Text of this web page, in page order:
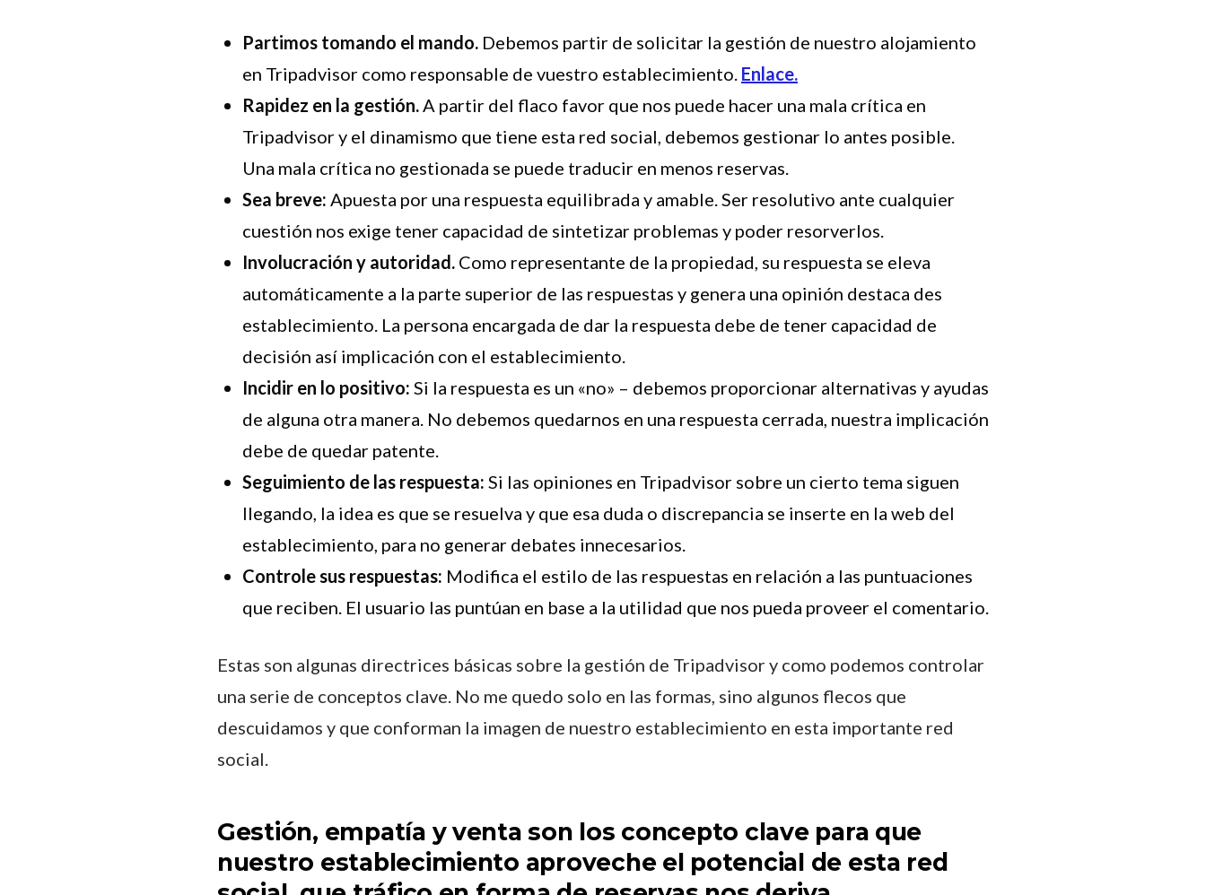
Partimos tomando el mando. Debemos partir de solicitar la gestión de nuestro alojamiento
en Tripadvisor como responsable de vuestro establecimiento. Enlace.
Rapidez en la gestión. A partir del flaco favor que nos puede hacer una mala crítica en
Tripadvisor y el dinamismo que tiene esta red social, debemos gestionar lo antes posible.
Una mala crítica no gestionada se puede traducir en menos reservas.
Sea breve: Apuesta por una respuesta equilibrada y amable. Ser resolutivo ante cualquier
cuestión nos exige tener capacidad de sintetizar problemas y poder resorverlos.
Involucración y autoridad. Como representante de la propiedad, su respuesta se eleva
automáticamente a la parte superior de las respuestas y genera una opinión destaca des
establecimiento. La persona encargada de dar la respuesta debe de tener capacidad de
decisión así implicación con el establecimiento.
Incidir en lo positivo: Si la respuesta es un «no» – debemos proporcionar alternativas y ayudas
de alguna otra manera. No debemos quedarnos en una respuesta cerrada, nuestra implicación
debe de quedar patente.
Seguimiento de las respuesta: Si las opiniones en Tripadvisor sobre un cierto tema siguen
llegando, la idea es que se resuelva y que esa duda o discrepancia se inserte en la web del
establecimiento, para no generar debates innecesarios.
Controle sus respuestas: Modifica el estilo de las respuestas en relación a las puntuaciones
que reciben. El usuario las puntúan en base a la utilidad que nos pueda proveer el comentario.
Estas son algunas directrices básicas sobre la gestión de Tripadvisor y como podemos controlar
una serie de conceptos clave. No me quedo solo en las formas, sino algunos flecos que
descuidamos y que conforman la imagen de nuestro establecimiento en esta importante red
social.
Gestión, empatía y venta son los concepto clave para que
nuestro establecimiento aproveche el potencial de esta red